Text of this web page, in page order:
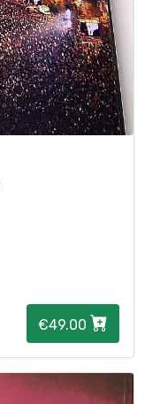
€49.00